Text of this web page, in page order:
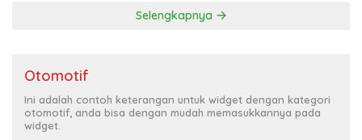
Selengkapnya
Otomotif
Ini adalah contoh keterangan untuk widget dengan kategori
otomotif, anda bisa dengan mudah memasukkannya pada
widget.